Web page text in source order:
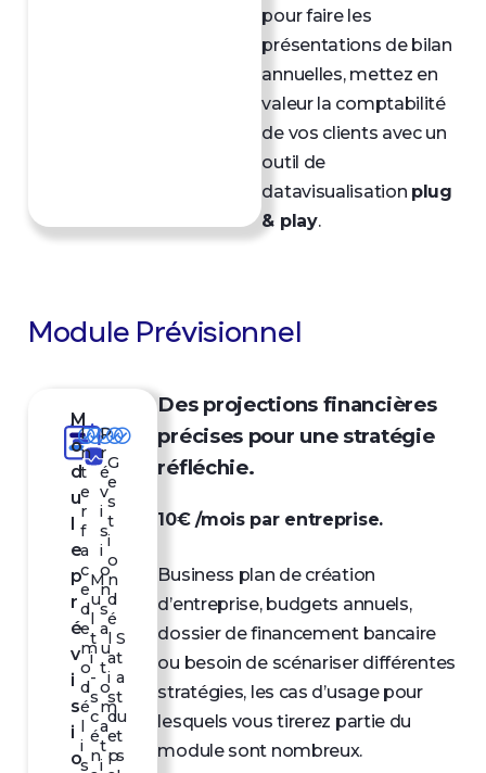
pour faire les
présentations de bilan
annuelles, mettez en
valeur la comptabilité
de vos clients avec un
outil de
datavisualisation plug
& play.
Module Prévisionnel
M
o
d
u
l
e
p
r
é
v
i
s
i
o
I
n
t
e
r
f
a
c
e
d
e
m
o
d
é
l
i
s
M
u
l
t
i
-
s
c
é
n
P
r
é
v
i
s
i
o
n
s
a
u
t
o
m
a
t
i
G
e
s
t
i
o
n
d
é
l
a
i
s
d
e
p
S
t
a
t
u
t
s
Des projections financières
précises pour une stratégie
réfléchie.
10€ /mois par entreprise.
Business plan de création
d’entreprise, budgets annuels,
dossier de financement bancaire
ou besoin de scénariser différentes
stratégies, les cas d’usage pour
lesquels vous tirerez partie du
module sont nombreux.